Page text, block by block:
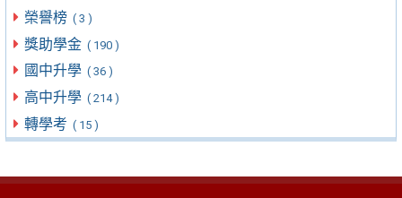
榮譽榜 ( 3 )
獎助學金 ( 190 )
國中升學 ( 36 )
高中升學 ( 214 )
轉學考 ( 15 )